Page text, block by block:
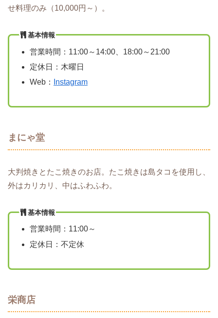
せ料理のみ（10,000円～）。
基本情報
営業時間：11:00～14:00、18:00～21:00
定休日：木曜日
Web：
Instagram
まにゃ堂
大判焼きとたこ焼きのお店。たこ焼きは島タコを使用し、
外はカリカリ、中はふわふわ。
基本情報
営業時間：11:00～
定休日：不定休
栄商店